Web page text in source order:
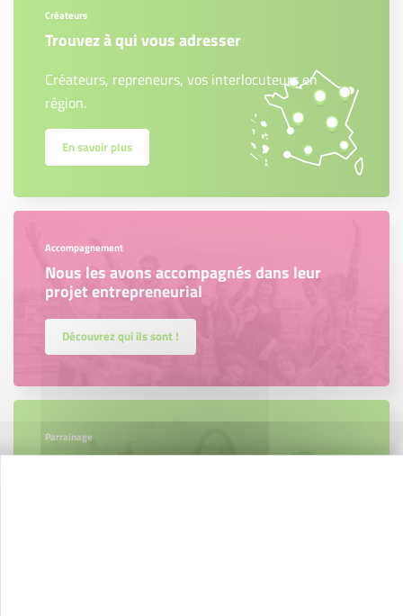
Créateurs
Trouvez à qui vous adresser
Créateurs, repreneurs, vos interlocuteurs en
région.
En savoir plus
Accompagnement
Nous les avons accompagnés dans leur
projet entrepreneurial
Découvrez qui ils sont !
Parrainage
Vous souhaitez aider de jeunes